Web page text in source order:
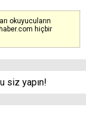
okuyucuların
hiçbir
siz yapın!